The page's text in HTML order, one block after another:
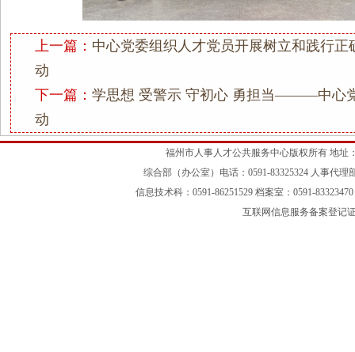
上一篇： 中心党委组织人才党员开展树立和践行正
动
下一篇： 学思想 受警示 守初心 勇担当———中心
动
福州市人事人才公共服务中心版权所有 地址
综合部（办公室）电话：0591-83325324 人事代理
信息技术科：0591-86251529 档案室：0591-
互联网信息服务备案登记